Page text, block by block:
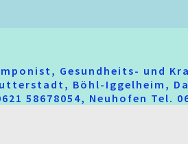
Gesundheits- und
Böhl-Iggelheim,
58678054, Neuhofen Tel.